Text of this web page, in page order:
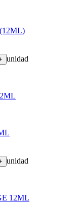
unidad
unidad